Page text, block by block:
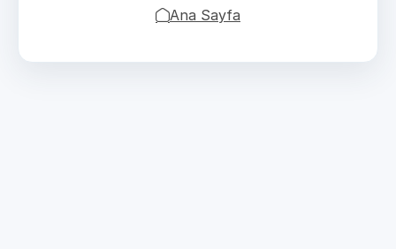
Ana Sayfa